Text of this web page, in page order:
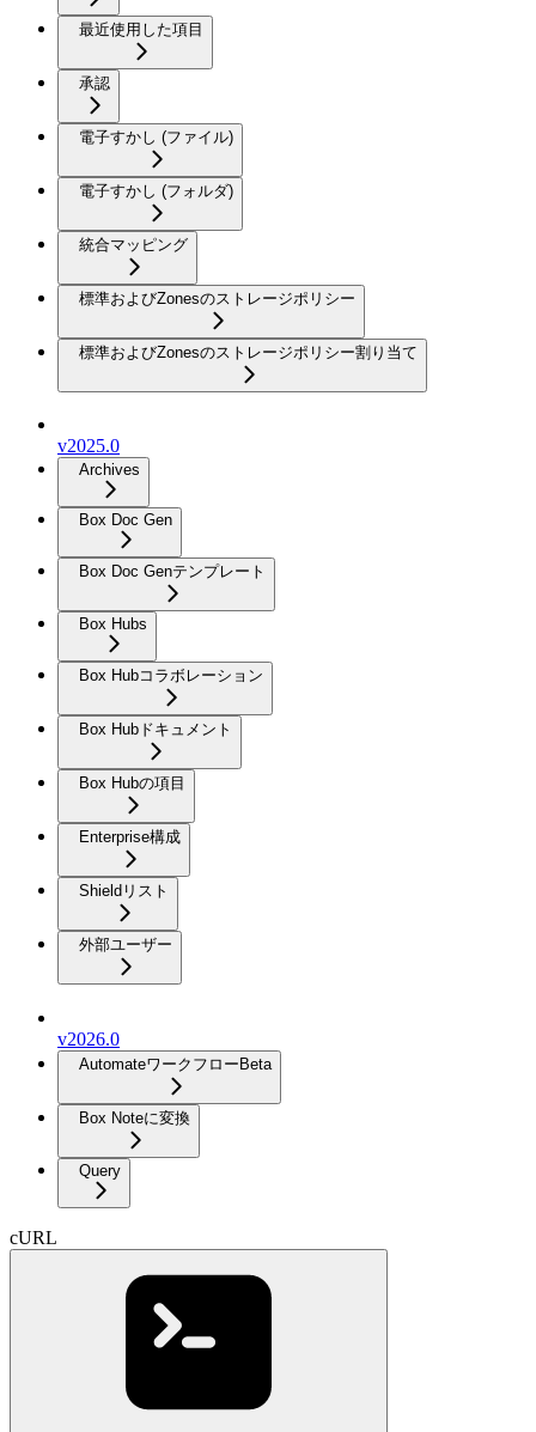
最近使用した項目
承認
電子すかし (ファイル)
電子すかし (フォルダ)
統合マッピング
標準およびZonesのストレージポリシー
標準およびZonesのストレージポリシー割り当て
v2025.0
Archives
Box Doc Gen
Box Doc Genテンプレート
Box Hubs
Box Hubコラボレーション
Box Hubドキュメント
Box Hubの項目
Enterprise構成
Shieldリスト
外部ユーザー
v2026.0
Automateワークフロー Beta
Box Noteに変換
Query
cURL